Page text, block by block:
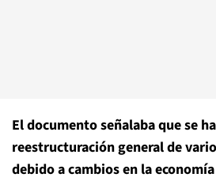
El documento señalaba que se
reestructuración general de
debido a cambios en la